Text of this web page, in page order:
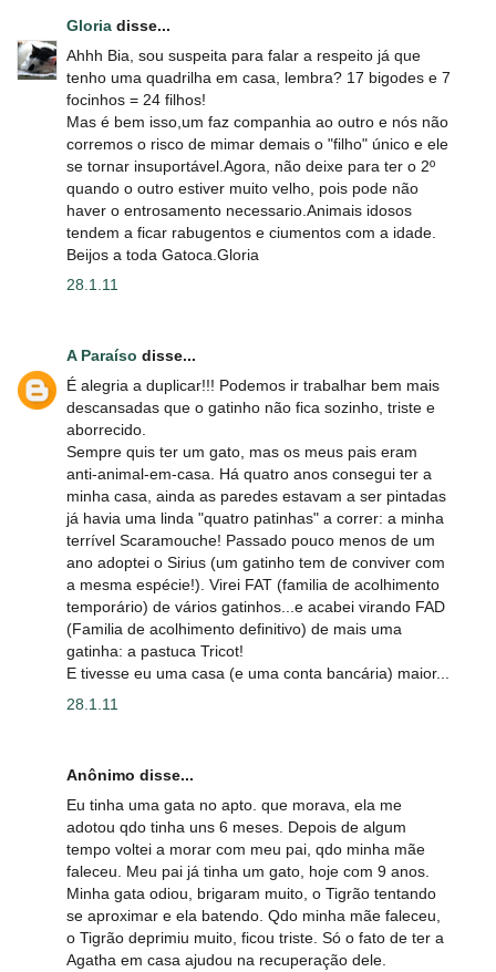
Gloria disse...
Ahhh Bia, sou suspeita para falar a respeito já que
tenho uma quadrilha em casa, lembra? 17 bigodes e 7
focinhos = 24 filhos!
Mas é bem isso,um faz companhia ao outro e nós não
corremos o risco de mimar demais o "filho" único e ele
se tornar insuportável.Agora, não deixe para ter o 2º
quando o outro estiver muito velho, pois pode não
haver o entrosamento necessario.Animais idosos
tendem a ficar rabugentos e ciumentos com a idade.
Beijos a toda Gatoca.Gloria
28.1.11
A Paraíso disse...
É alegria a duplicar!!! Podemos ir trabalhar bem mais
descansadas que o gatinho não fica sozinho, triste e
aborrecido.
Sempre quis ter um gato, mas os meus pais eram
anti-animal-em-casa. Há quatro anos consegui ter a
minha casa, ainda as paredes estavam a ser pintadas
já havia uma linda "quatro patinhas" a correr: a minha
terrível Scaramouche! Passado pouco menos de um
ano adoptei o Sirius (um gatinho tem de conviver com
a mesma espécie!). Virei FAT (familia de acolhimento
temporário) de vários gatinhos...e acabei virando FAD
(Familia de acolhimento definitivo) de mais uma
gatinha: a pastuca Tricot!
E tivesse eu uma casa (e uma conta bancária) maior...
28.1.11
Anônimo disse...
Eu tinha uma gata no apto. que morava, ela me
adotou qdo tinha uns 6 meses. Depois de algum
tempo voltei a morar com meu pai, qdo minha mãe
faleceu. Meu pai já tinha um gato, hoje com 9 anos.
Minha gata odiou, brigaram muito, o Tigrão tentando
se aproximar e ela batendo. Qdo minha mãe faleceu,
o Tigrão deprimiu muito, ficou triste. Só o fato de ter a
Agatha em casa ajudou na recuperação dele.